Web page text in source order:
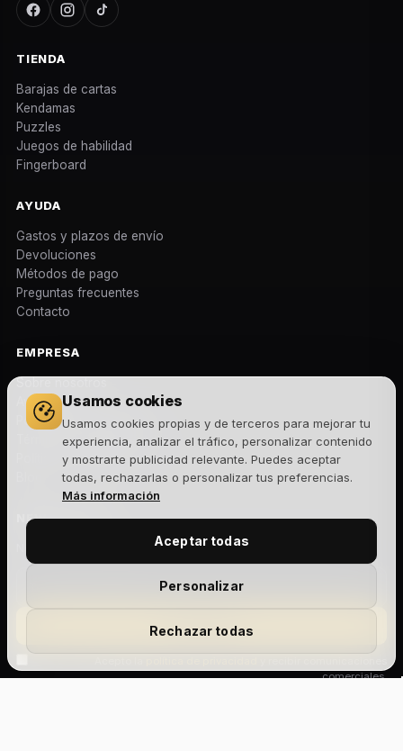
Usamos cookies
Usamos cookies propias y de terceros para mejorar tu
experiencia, analizar el tráfico, personalizar contenido
y mostrarte publicidad relevante. Puedes aceptar
todas, rechazarlas o personalizar tus preferencias.
Más información
Rechazar todas
Personalizar
Aceptar todas
TIENDA
Barajas de cartas
Kendamas
Puzzles
Juegos de habilidad
Fingerboard
AYUDA
Gastos y plazos de envío
Devoluciones
Métodos de pago
Preguntas frecuentes
Contacto
EMPRESA
Aviso legal
Política de privacidad
Términos y condiciones
Política de cookies
NEWSLETTER
Novedades, lanzamientos y ofertas exclusivas. Sin spam.
Suscribirme
comerciales.